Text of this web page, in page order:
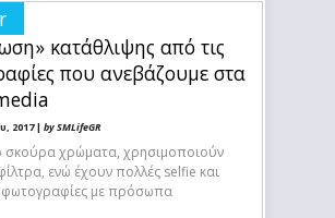
κατάθλιψης από τις
που ανεβάζουμε στα
2017 | by SMLifeGR
σκούρα χρώματα, χρησιμοποιούν
ενώ έχουν πολλές selfie και
φωτογραφίες με πρόσωπα